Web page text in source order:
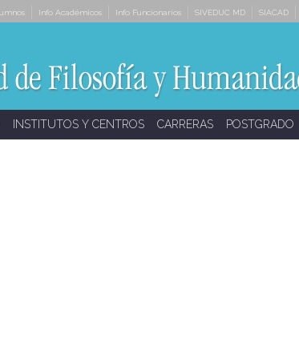
Info Académicos Info Funcionarios SIVEDUC MD SIACAD
INSTITUTOS Y CENTROS CARRERAS POSTGRADO